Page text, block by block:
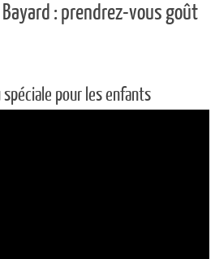
: prendrez-vous goût
pour les enfants